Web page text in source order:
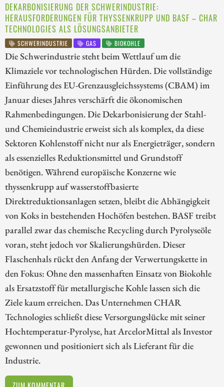
DEKARBONISIERUNG DER SCHWERINDUSTRIE:
HERAUSFORDERUNGEN FÜR THYSSENKRUPP UND BASF – CHAR
TECHNOLOGIES ALS LÖSUNGSANBIETER
SCHWERINDUSTRIE GAS BIOKOHLE
Die Schwerindustrie steht beim Wettlauf um die
Klimaziele vor technologischen Hürden. Die vollständige
Einführung des EU-Grenzausgleichssystems (CBAM) im
Januar dieses Jahres verschärft die ökonomischen
Rahmenbedingungen. Die Dekarbonisierung der Stahl-
und Chemieindustrie erweist sich als komplex, da diese
Sektoren Kohlenstoff nicht nur als Energieträger, sondern
als essenzielles Reduktionsmittel und Grundstoff
benötigen. Während europäische Konzerne wie
thyssenkrupp auf wasserstoffbasierte
Direktreduktionsanlagen setzen, bleibt die Abhängigkeit
von Koks in bestehenden Hochöfen bestehen. BASF treibt
parallel zwar das chemische Recycling durch Pyrolyseöle
voran, steht jedoch vor Skalierungshürden. Dieser
Flaschenhals rückt den Anfang der Verwertungskette in
den Fokus: Ohne den massenhaften Einsatz von Biokohle
als Ersatzstoff für metallurgische Kohle lassen sich die
Ziele kaum erreichen. Das Unternehmen CHAR
Technologies schließt diese Versorgungslücke mit seiner
Hochtemperatur-Pyrolyse, hat ArcelorMittal als Investor
gewonnen und positioniert sich als Lieferant für die
Industrie.